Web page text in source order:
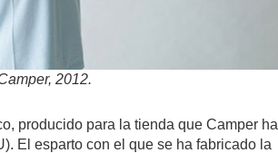
2012.
producido para la tienda que Camper ha
El esparto con el que se ha fabricado la